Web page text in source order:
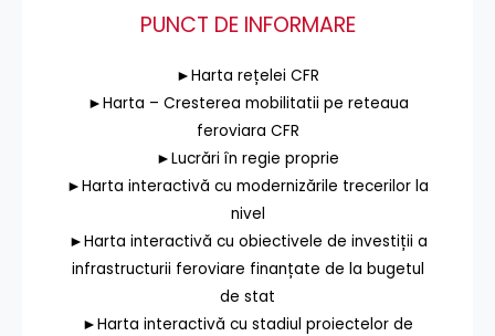
PUNCT DE INFORMARE
►Harta rețelei CFR
►Harta – Cresterea mobilitatii pe reteaua
feroviara CFR
►Lucrări în regie proprie
►Harta interactivă cu modernizările trecerilor la
nivel
►Harta interactivă cu obiectivele de investiții a
infrastructurii feroviare finanțate de la bugetul
de stat
►Harta interactivă cu stadiul proiectelor de